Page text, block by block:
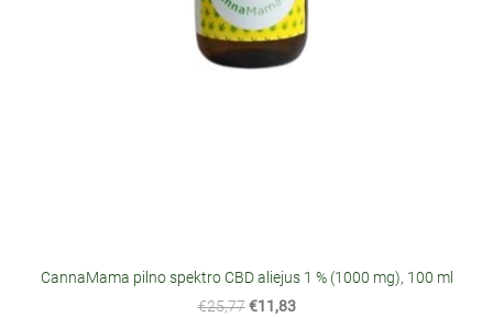
CannaMama pilno spektro CBD aliejus 1 % (1000 mg), 100 ml
€25,77 €11,83